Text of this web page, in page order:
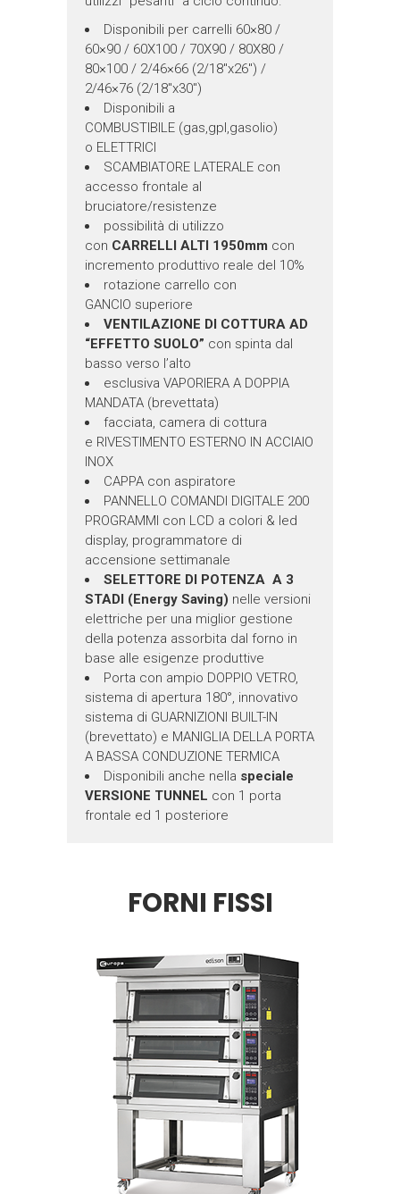
Disponibili per carrelli 60×80 /
60×90 / 60X100 / 70X90 / 80X80 /
80×100 / 2/46×66 (2/18″x26″) /
2/46×76 (2/18″x30″)
Disponibili a
COMBUSTIBILE (gas,gpl,gasolio)
o ELETTRICI
SCAMBIATORE LATERALE con
accesso frontale al
bruciatore/resistenze
possibilità di utilizzo
con CARRELLI ALTI 1950mm con
incremento produttivo reale del 10%
rotazione carrello con
GANCIO superiore
VENTILAZIONE DI COTTURA AD
“EFFETTO SUOLO” con spinta dal
basso verso l’alto
esclusiva VAPORIERA A DOPPIA
MANDATA (brevettata)
facciata, camera di cottura
e RIVESTIMENTO ESTERNO IN ACCIAIO
INOX
CAPPA con aspiratore
PANNELLO COMANDI DIGITALE 200
PROGRAMMI con LCD a colori & led
display, programmatore di
accensione settimanale
SELETTORE DI POTENZA A 3
STADI (Energy Saving) nelle versioni
elettriche per una miglior gestione
della potenza assorbita dal forno in
base alle esigenze produttive
Porta con ampio DOPPIO VETRO,
sistema di apertura 180°, innovativo
sistema di GUARNIZIONI BUILT-IN
(brevettato) e MANIGLIA DELLA PORTA
A BASSA CONDUZIONE TERMICA
Disponibili anche nella speciale
VERSIONE TUNNEL con 1 porta
frontale ed 1 posteriore
FORNI FISSI